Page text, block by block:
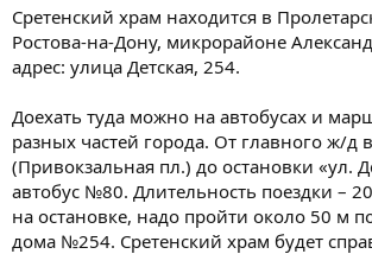
Сретенский храм находится в
Ростова-на-Дону, микрорайоне
адрес: улица Детская, 254.
Доехать туда можно на автобусах и
разных частей города. От главного ж/д
(Привокзальная пл.) до остановки «ул.
автобус №80. Длительность поездки –
на остановке, надо пройти около 50 м
дома №254. Сретенский храм будет